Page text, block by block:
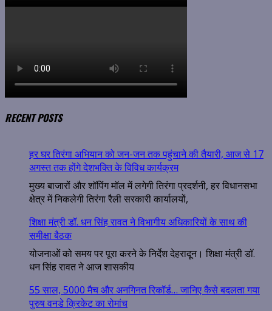
RECENT POSTS
हर घर तिरंगा अभियान को जन-जन तक पहुंचाने की तैयारी, आज से 17
अगस्त तक होंगे देशभक्ति के विविध कार्यक्रम
मुख्य बाजारों और शॉपिंग मॉल में लगेगी तिरंगा प्रदर्शनी, हर विधानसभा
क्षेत्र में निकलेगी तिरंगा रैली सरकारी कार्यालयों,
शिक्षा मंत्री डॉ. धन सिंह रावत ने विभागीय अधिकारियों के साथ की
समीक्षा बैठक
योजनाओं को समय पर पूरा करने के निर्देश देहरादून। शिक्षा मंत्री डॉ.
धन सिंह रावत ने आज शासकीय
55 साल, 5000 मैच और अनगिनत रिकॉर्ड… जानिए कैसे बदलता गया
पुरुष वनडे क्रिकेट का रोमांच